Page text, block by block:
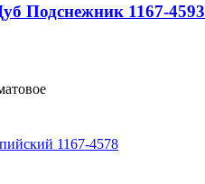
Подснежник 1167-4593
1167-4578